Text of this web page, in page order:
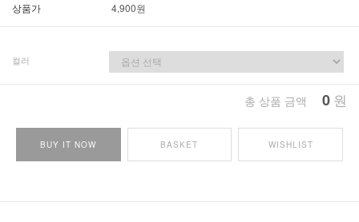
상품가 4,900원
컬러
총 상품 금액 0 원
BUY IT NOW BASKET WISHLIST